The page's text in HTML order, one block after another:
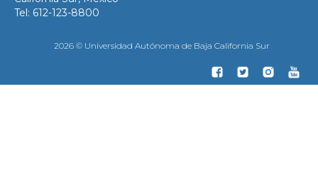
Tel: 612-123-8800
2026 © Universidad Autónoma de Baja California Sur